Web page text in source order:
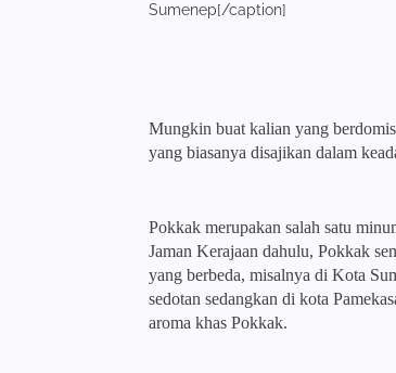
Sumenep[/caption]
Mungkin buat kalian yang
yang biasanya disajikan dalam
Pokkak merupakan salah satu
Jaman Kerajaan dahulu, Pokkak
yang berbeda, misalnya di Kota
sedotan sedangkan di kota
aroma khas Pokkak.